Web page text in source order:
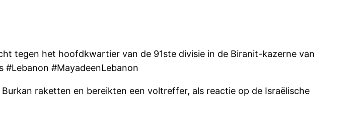
tegen het hoofdkwartier van de 91ste divisie in de Biranit-kazerne van
#Lebanon #MayadeenLebanon
raketten en bereikten een voltreffer, als reactie op de Israëlische